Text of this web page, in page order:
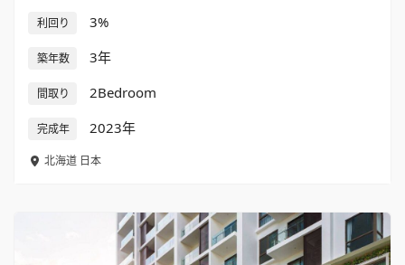
利回り 3%
築年数 3年
間取り 2Bedroom
完成年 2023年
北海道 日本